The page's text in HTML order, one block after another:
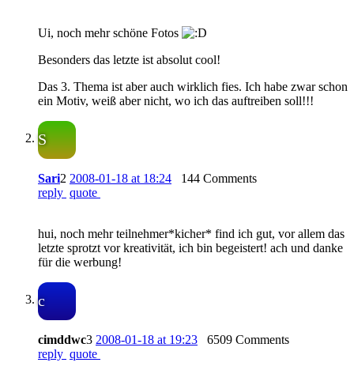
Ui, noch mehr schöne Fotos
Besonders das letzte ist absolut cool!
Das 3. Thema ist aber auch wirklich fies. Ich habe zwar schon
ein Motiv, weiß aber nicht, wo ich das auftreiben soll!!!
S
Sari2 2008-01-18 at 18:24
144 Comments
reply quote
hui, noch mehr teilnehmer*kicher* find ich gut, vor allem das
letzte sprotzt vor kreativität, ich bin begeistert! ach und danke
für die werbung!
c
cimddwc3 2008-01-18 at 19:23
6509 Comments
reply quote